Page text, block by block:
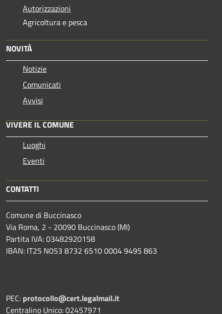
Autorizzazioni
Agricoltura e pesca
NOVITÀ
Notizie
Comunicati
Avvisi
VIVERE IL COMUNE
Luoghi
Eventi
CONTATTI
Comune di Buccinasco
Via Roma, 2 - 20090 Buccinasco (MI)
Partita IVA: 03482920158
IBAN: IT25 N053 8732 6510 0004 9495 863
PEC: protocollo@cert.legalmail.it
Centralino Unico: 02457971